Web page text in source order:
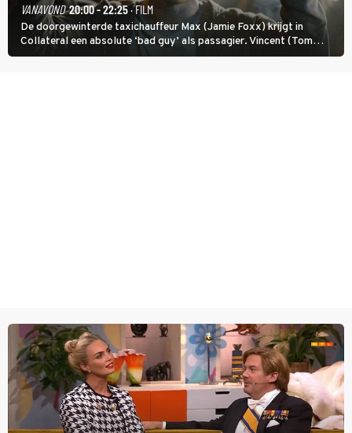
VANAVOND 20:00 - 22:25· FILM
De doorgewinterde taxichauffeur Max (Jamie Foxx) krijgt in
Collateral een absolute ‘bad guy’ als passagier. Vincent (Tom
Cruise) heeft hem nodig om hem de stad door te loodsen om een